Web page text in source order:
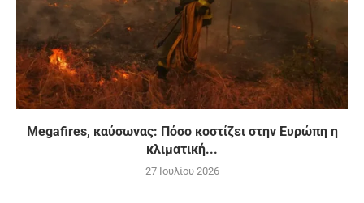
Megafires, καύσωνας: Πόσο κοστίζει στην Ευρώπη η
κλιματική...
27 Ιουλίου 2026